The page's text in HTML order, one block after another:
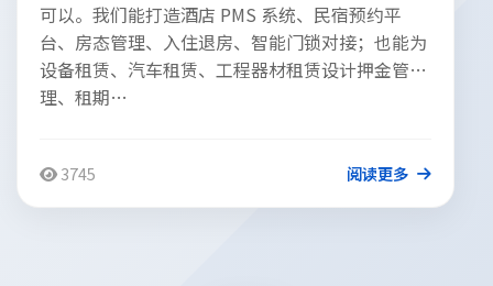
可以。我们能打造酒店 PMS 系统、民宿预约平
台、房态管理、入住退房、智能门锁对接；也能为
设备租赁、汽车租赁、工程器材租赁设计押金管
理、租期…
3745 阅读更多